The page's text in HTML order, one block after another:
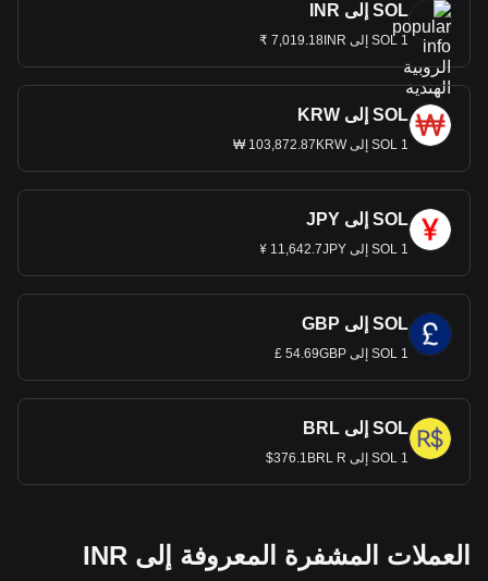
SOL إلى INR
1 SOL إلى 7,019.18INR ₹
SOL إلى KRW
1 SOL إلى 103,872.87KRW ₩
SOL إلى JPY
1 SOL إلى 11,642.7JPY ¥
SOL إلى GBP
1 SOL إلى 54.69GBP £
SOL إلى BRL
1 SOL إلى 376.1BRL R$
العملات المشفرة المعروفة إلى INR